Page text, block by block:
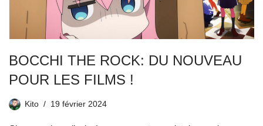
BOCCHI THE ROCK: DU NOUVEAU
POUR LES FILMS !
Kito 19 février 2024